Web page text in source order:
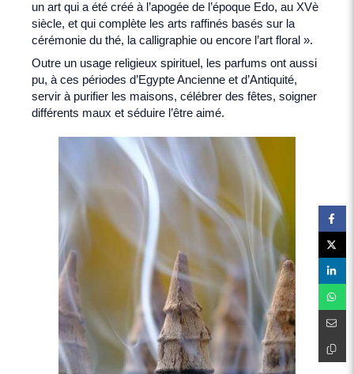
un art qui a été créé à l’apogée de l’époque Edo, au XVè
siècle, et qui complète les arts raffinés basés sur la
cérémonie du thé, la calligraphie ou encore l’art floral ».
Outre un usage religieux spirituel, les parfums ont aussi
pu, à ces périodes d’Egypte Ancienne et d’Antiquité,
servir à purifier les maisons, célébrer des fêtes, soigner
différents maux et séduire l’être aimé.